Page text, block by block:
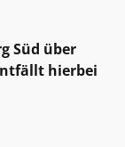
Süd über
hierbei